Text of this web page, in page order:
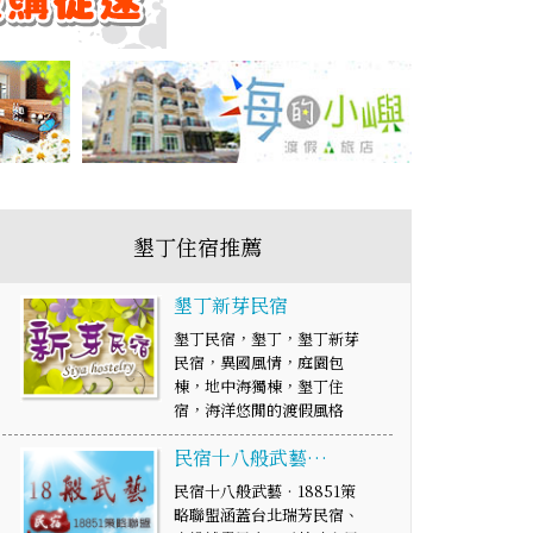
墾丁住宿推薦
墾丁新芽民宿
墾丁民宿，墾丁，墾丁新芽
民宿，異國風情，庭園包
棟，地中海獨棟，墾丁住
宿，海洋悠閒的渡假風格
民宿十八般武藝…
民宿十八般武藝‧18851策
略聯盟涵蓋台北瑞芳民宿、